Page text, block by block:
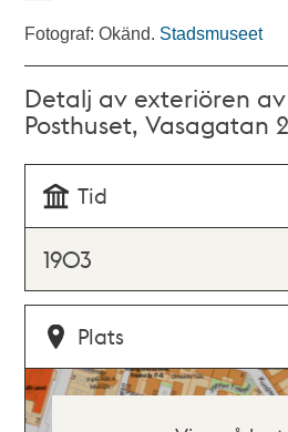
Fotograf: Okänd. Stadsmuseet
Detalj av exteriören av
Posthuset, Vasagatan
Tid
1903
Plats